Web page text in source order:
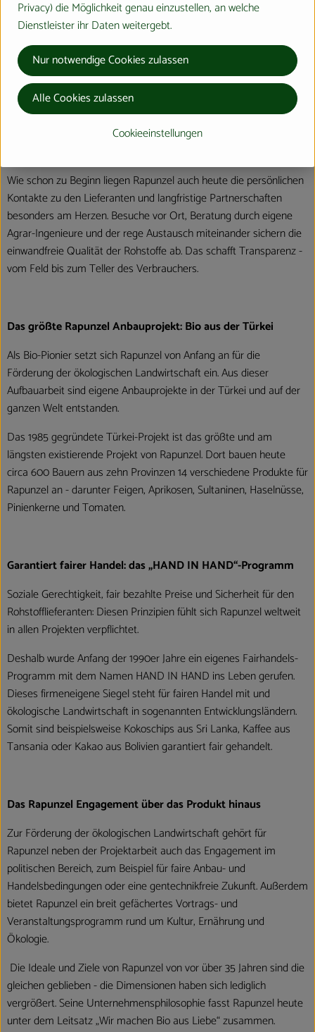
Produkte in bester Bio-Qualität
Produktqualität steht bei Rapunzel an erster Stelle. Das
Qualitätssicherungs-Team nimmt daher eine Schlüsselposition im
Unternehmen ein. Die Kontrollen der Rohstoffe beginnen bereits
auf dem Feld. Bei Wareneingang werden alle Rohstoffe und
Produkte beprobt. Zusätzlich werden sie durch anerkannte externe
Wie schon zu Beginn liegen Rapunzel auch heute die persönlichen
Kontakte zu den Lieferanten und langfristige Partnerschaften
besonders am Herzen. Besuche vor Ort, Beratung durch eigene
Agrar-Ingenieure und der rege Austausch miteinander sichern die
einwandfreie Qualität der Rohstoffe ab. Das schafft Transparenz -
vom Feld bis zum Teller des Verbrauchers.
Das größte Rapunzel Anbauprojekt: Bio aus der Türkei
Als Bio-Pionier setzt sich Rapunzel von Anfang an für die
Förderung der ökologischen Landwirtschaft ein. Aus dieser
Aufbauarbeit sind eigene Anbauprojekte in der Türkei und auf der
ganzen Welt entstanden.
Das 1985 gegründete Türkei-Projekt ist das größte und am
längsten existierende Projekt von Rapunzel. Dort bauen heute
circa 600 Bauern aus zehn Provinzen 14 verschiedene Produkte für
Rapunzel an - darunter Feigen, Aprikosen, Sultaninen, Haselnüsse,
Pinienkerne und Tomaten.
Garantiert fairer Handel: das „HAND IN HAND“-Programm
Soziale Gerechtigkeit, fair bezahlte Preise und Sicherheit für den
Rohstofflieferanten: Diesen Prinzipien fühlt sich Rapunzel weltweit
in allen Projekten verpflichtet.
Deshalb wurde Anfang der 1990er Jahre ein eigenes Fairhandels-
Programm mit dem Namen HAND IN HAND ins Leben gerufen.
Dieses firmeneigene Siegel steht für fairen Handel mit und
ökologische Landwirtschaft in sogenannten Entwicklungsländern.
Somit sind beispielsweise Kokoschips aus Sri Lanka, Kaffee aus
Tansania oder Kakao aus Bolivien garantiert fair gehandelt.
Das Rapunzel Engagement über das Produkt hinaus
Zur Förderung der ökologischen Landwirtschaft gehört für
Rapunzel neben der Projektarbeit auch das Engagement im
politischen Bereich, zum Beispiel für faire Anbau- und
Handelsbedingungen oder eine gentechnikfreie Zukunft. Außerdem
bietet Rapunzel ein breit gefächertes Vortrags- und
Veranstaltungsprogramm rund um Kultur, Ernährung und
Ökologie.
Die Ideale und Ziele von Rapunzel von vor über 35 Jahren sind die
gleichen geblieben - die Dimensionen haben sich lediglich
vergrößert. Seine Unternehmensphilosophie fasst Rapunzel heute
unter dem Leitsatz „Wir machen Bio aus Liebe“ zusammen.
Privacy) die Möglichkeit genau einzustellen, an welche
Dienstleister ihr Daten weitergebt.
Cookieeinstellungen
Nur notwendige Cookies zulassen
Alle Cookies zulassen